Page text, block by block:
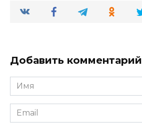
Добавить комментарий
Имя
*
Email
*